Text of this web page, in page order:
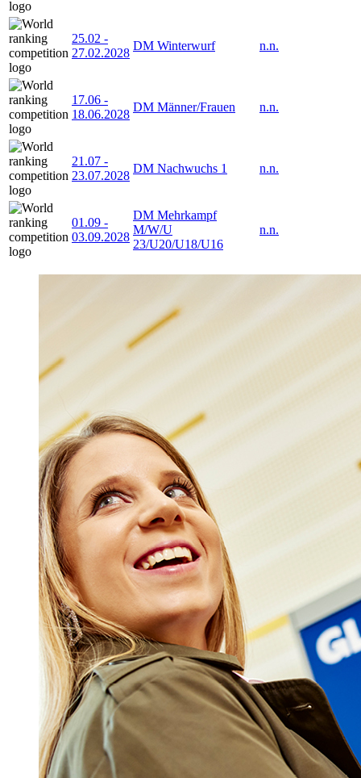
25.02 -
27.02.2028
DM Winterwurf n.n.
17.06 -
18.06.2028
DM Männer/Frauen n.n.
21.07 -
23.07.2028
DM Nachwuchs 1 n.n.
01.09 -
03.09.2028
DM Mehrkampf
M/W/U
23/U20/U18/U16
n.n.